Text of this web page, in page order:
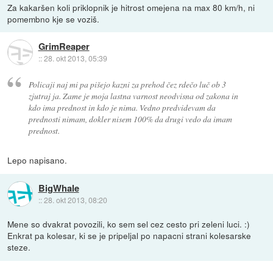
Za kakaršen koli priklopnik je hitrost omejena na max 80 km/h, ni
pomembno kje se voziš.
GrimReaper
::28. okt 2013, 05:39
Policaji naj mi pa pišejo kazni za prehod čez rdečo luč ob 3
zjutraj ja. Zame je moja lastna varnost neodvisna od zakona in
kdo ima prednost in kdo je nima. Vedno predvidevam da
prednosti nimam, dokler nisem 100% da drugi vedo da imam
prednost.
Lepo napisano.
BigWhale
::28. okt 2013, 08:20
Mene so dvakrat povozili, ko sem sel cez cesto pri zeleni luci. :)
Enkrat pa kolesar, ki se je pripeljal po napacni strani kolesarske
steze.